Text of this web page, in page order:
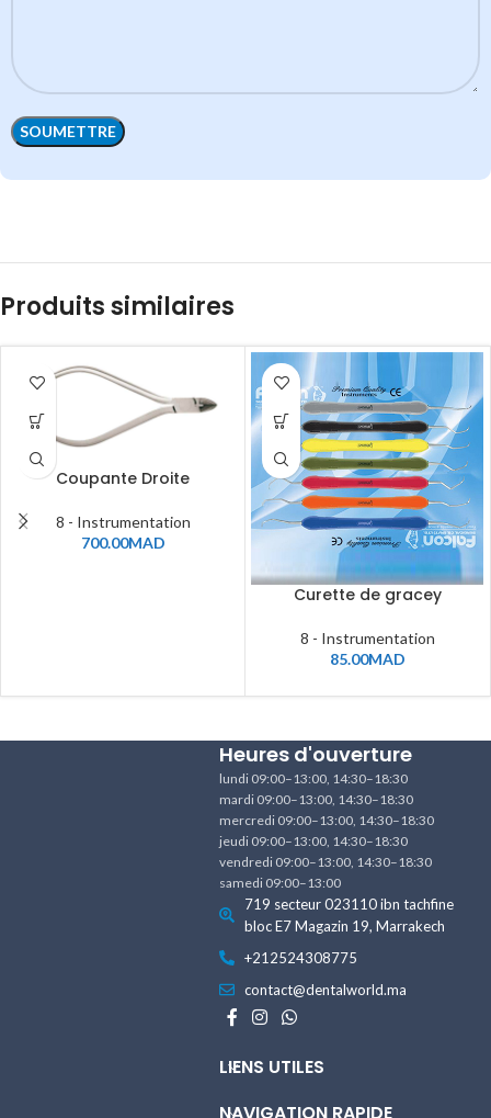
Produits similaires
Coupante Droite
8 - Instrumentation
700.00MAD
Curette de gracey
8 - Instrumentation
85.00MAD
Heures d'ouverture
lundi 09:00–13:00, 14:30–18:30
mardi 09:00–13:00, 14:30–18:30
mercredi 09:00–13:00, 14:30–18:30
jeudi 09:00–13:00, 14:30–18:30
vendredi 09:00–13:00, 14:30–18:30
samedi 09:00–13:00
719 secteur 023110 ibn tachfine
bloc E7 Magazin 19, Marrakech
+212524308775
contact@dentalworld.ma
LIENS UTILES